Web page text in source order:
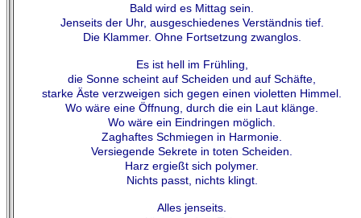
Bald wird es Mittag sein.
Jenseits der Uhr, ausgeschiedenes Verständnis tief.
Die Klammer. Ohne Fortsetzung zwanglos.
Es ist hell im Frühling,
die Sonne scheint auf Scheiden und auf Schäfte,
starke Äste verzweigen sich gegen einen violetten Himmel.
Wo wäre eine Öffnung, durch die ein Laut klänge.
Wo wäre ein Eindringen möglich.
Zaghaftes Schmiegen in Harmonie.
Versiegende Sekrete in toten Scheiden.
Harz ergießt sich polymer.
Nichts passt, nichts klingt.
Alles jenseits.